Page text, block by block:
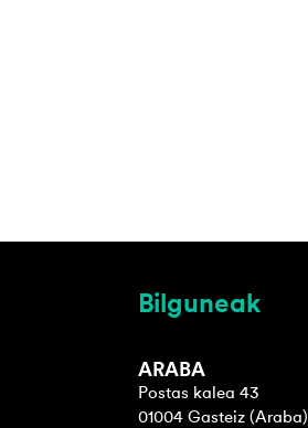
Bilguneak
ARABA
Postas kalea 43
01004 Gasteiz (Araba)